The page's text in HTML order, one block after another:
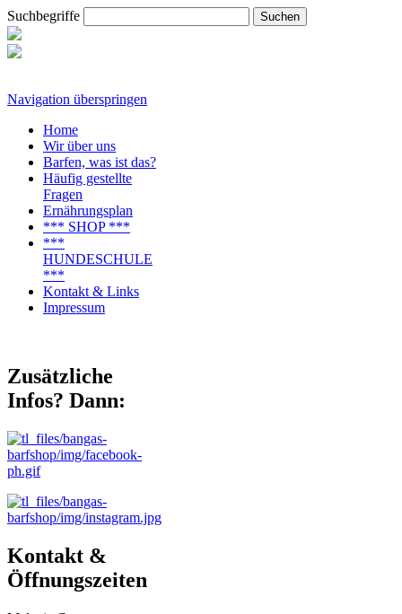
Suchbegriffe
Navigation überspringen
Home
Wir über uns
Barfen, was ist das?
Häufig gestellte
Fragen
Ernährungsplan
*** SHOP ***
***
HUNDESCHULE
***
Kontakt & Links
Impressum
Zusätzliche
Infos? Dann:
Kontakt &
Öffnungszeiten